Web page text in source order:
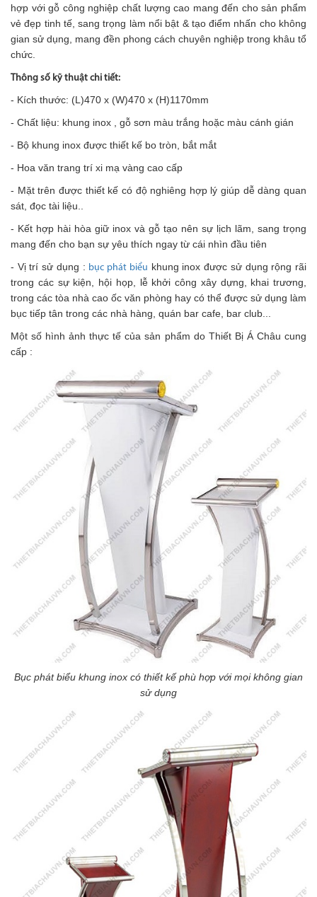
hợp với gỗ công nghiệp chất lượng cao mang đến cho sản phẩm
vẻ đẹp tinh tế, sang trọng làm nổi bật & tạo điểm nhấn cho không
gian sử dụng, mang đền phong cách chuyên nghiệp trong khâu tổ
chức.
Thông số kỹ thuật chi tiết:
- Kích thước: (L)470 x (W)470 x (H)1170mm
- Chất liệu: khung inox , gỗ sơn màu trắng hoặc màu cánh gián
- Bộ khung inox được thiết kế bo tròn, bắt mắt
- Hoa văn trang trí xi mạ vàng cao cấp
- Mặt trên được thiết kế có độ nghiêng hợp lý giúp dễ dàng quan
sát, đọc tài liệu..
- Kết hợp hài hòa giữ inox và gỗ tạo nên sự lịch lãm, sang trọng
mang đến cho bạn sự yêu thích ngay từ cái nhìn đầu tiên
- Vị trí sử dụng : bục phát biểu khung inox được sử dụng rộng rãi
trong các sự kiện, hội họp, lễ khởi công xây dựng, khai trương,
trong các tòa nhà cao ốc văn phòng hay có thể được sử dụng làm
bục tiếp tân trong các nhà hàng, quán bar cafe, bar club...
Một số hình ảnh thực tế của sản phẩm do Thiết Bị Á Châu cung
cấp :
Bục phát biểu khung inox có thiết kế phù hợp với mọi không gian
sử dụng